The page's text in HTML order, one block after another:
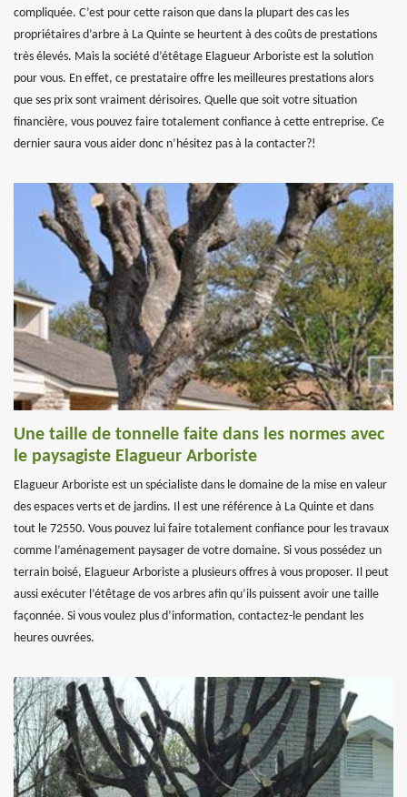
compliquée. C’est pour cette raison que dans la plupart des cas les
propriétaires d’arbre à La Quinte se heurtent à des coûts de prestations
très élevés. Mais la société d’étêtage Elagueur Arboriste est la solution
pour vous. En effet, ce prestataire offre les meilleures prestations alors
que ses prix sont vraiment dérisoires. Quelle que soit votre situation
financière, vous pouvez faire totalement confiance à cette entreprise. Ce
dernier saura vous aider donc n’hésitez pas à la contacter?!
Une taille de tonnelle faite dans les normes avec
le paysagiste Elagueur Arboriste
Elagueur Arboriste est un spécialiste dans le domaine de la mise en valeur
des espaces verts et de jardins. Il est une référence à La Quinte et dans
tout le 72550. Vous pouvez lui faire totalement confiance pour les travaux
comme l’aménagement paysager de votre domaine. Si vous possédez un
terrain boisé, Elagueur Arboriste a plusieurs offres à vous proposer. Il peut
aussi exécuter l’étêtage de vos arbres afin qu’ils puissent avoir une taille
façonnée. Si vous voulez plus d’information, contactez-le pendant les
heures ouvrées.